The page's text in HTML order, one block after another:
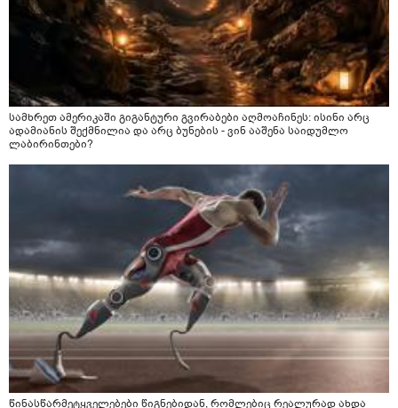
სამხრეთ ამერიკაში გიგანტური გვირაბები აღმოაჩინეს: ისინი არც
ადამიანის შექმნილია და არც ბუნების - ვინ ააშენა საიდუმლო
ლაბირინთები?
წინასწარმეტყველებები წიგნებიდან, რომლებიც რეალურად ახდა